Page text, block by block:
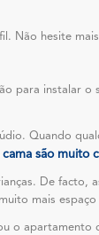
Não hesite
para instalar
Quando
são muito
De facto,
mais
o apartamento